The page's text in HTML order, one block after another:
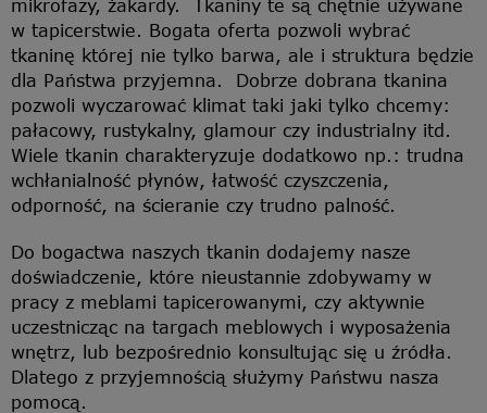
mikrofazy, żakardy. Tkaniny te są chętnie używane
w tapicerstwie. Bogata oferta pozwoli wybrać
tkaninę której nie tylko barwa, ale i struktura będzie
dla Państwa przyjemna. Dobrze dobrana tkanina
pozwoli wyczarować klimat taki jaki tylko chcemy:
pałacowy, rustykalny, glamour czy industrialny itd.
Wiele tkanin charakteryzuje dodatkowo np.: trudna
wchłanialność płynów, łatwość czyszczenia,
odporność, na ścieranie czy trudno palność.
Do bogactwa naszych tkanin dodajemy nasze
doświadczenie, które nieustannie zdobywamy w
pracy z meblami tapicerowanymi, czy aktywnie
uczestnicząc na targach meblowych i wyposażenia
wnętrz, lub bezpośrednio konsultując się u źródła.
Dlatego z przyjemnością służymy Państwu nasza
pomocą.